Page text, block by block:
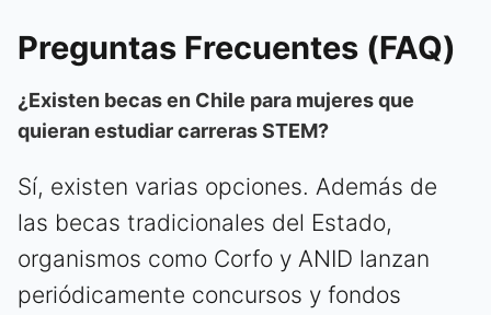
Preguntas Frecuentes (FAQ)
¿Existen becas en Chile para mujeres que
quieran estudiar carreras STEM?
Sí, existen varias opciones. Además de
las becas tradicionales del Estado,
organismos como Corfo y ANID lanzan
periódicamente concursos y fondos